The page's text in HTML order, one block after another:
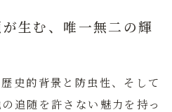
生む、唯一無二の輝
史的背景と防虫性、そして
追随を許さない魅力を持っ